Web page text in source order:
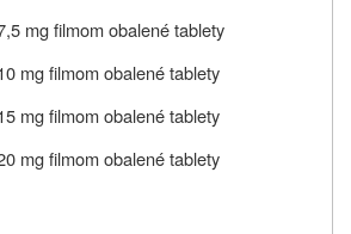
mg filmom obalené tablety
mg filmom obalené tablety
mg filmom obalené tablety
mg filmom obalené tablety